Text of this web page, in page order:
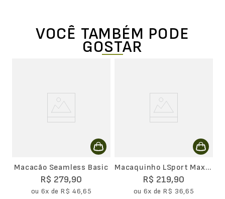
VOCÊ TAMBÉM PODE
GOSTAR
Macacão Seamless Basic
R$ 279,90
ou 6x de R$ 46,65
Macaquinho LSport Max
R$ 219,90
ou 6x de R$ 36,65